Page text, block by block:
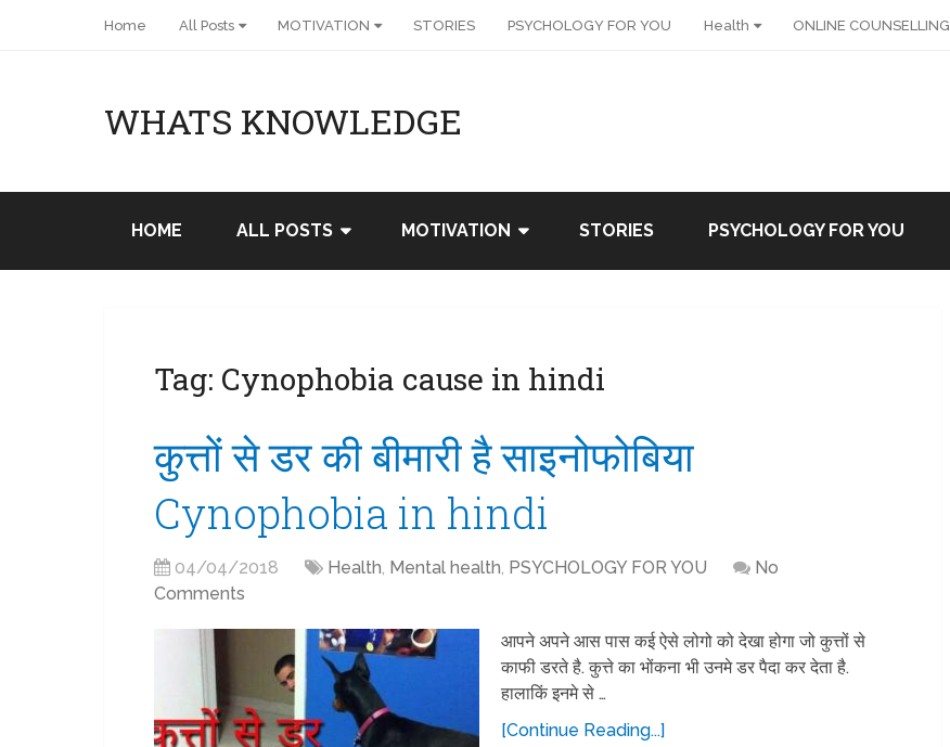
Home All Posts MOTIVATION STORIES PSYCHOLOGY FOR YOU Health ONLINE COUNSELLING
WHATS KNOWLEDGE
HOME ALL POSTS MOTIVATION STORIES PSYCHOLOGY FOR YOU
Tag: Cynophobia cause in hindi
कुत्तों से डर की बीमारी है साइनोफोबिया
Cynophobia in hindi
04/04/2018 Health, Mental health, PSYCHOLOGY FOR YOU
No
Comments
आपने अपने आस पास कई ऐसे लोगो को देखा होगा जो कुत्तों से
काफी डरते है. कुत्ते का भोंकना भी उनमे डर पैदा कर देता है.
हालाकिं इनमे से …
[Continue Reading...]